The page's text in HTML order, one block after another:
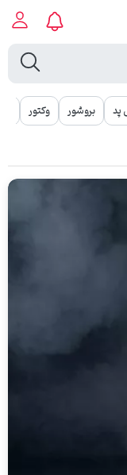
بروشور وکتور